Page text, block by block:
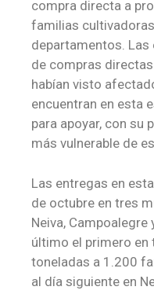
compra directa a
familias
departamentos.
de compras
habían visto
encuentran en esta
para apoyar, con su
más vulnerable de
Las entregas en
de octubre en tres
Neiva,
último el primero en
toneladas a 1.200
al día siguiente en